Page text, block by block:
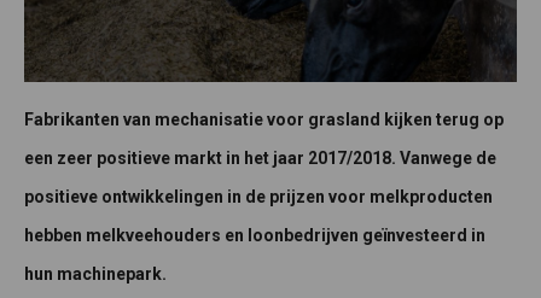
Fabrikanten van mechanisatie voor grasland kijken terug op
een zeer positieve markt in het jaar 2017/2018. Vanwege de
positieve ontwikkelingen in de prijzen voor melkproducten
hebben melkveehouders en loonbedrijven geïnvesteerd in
hun machinepark.